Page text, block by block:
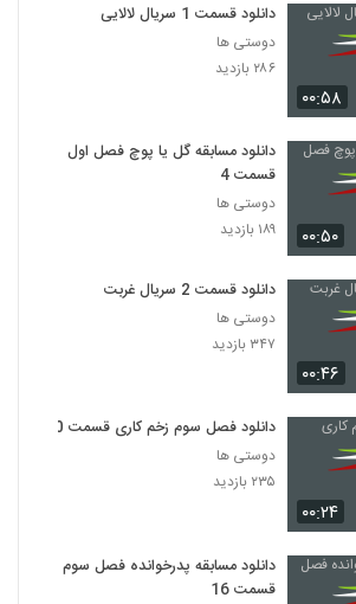
۰۰:۵۸
دانلود قسمت 1 سریال لالایی
دوستی ها
۲۸۶ بازدید
۰۰:۵۰
دانلود مسابقه گل یا پوچ فصل اول
قسمت 4
دوستی ها
۱۸۹ بازدید
۰۰:۴۶
دانلود قسمت 2 سریال غربت
دوستی ها
۳۴۷ بازدید
۰۰:۲۴
دانلود فصل سوم زخم کاری قسمت 10
دوستی ها
۲۳۵ بازدید
دانلود مسابقه پدرخوانده فصل سوم
قسمت 16